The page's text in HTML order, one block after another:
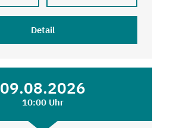
Detail
09.08.2026
10:00 Uhr